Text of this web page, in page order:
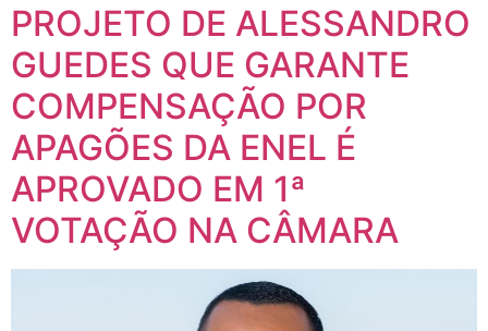
PROJETO DE ALESSANDRO
GUEDES QUE GARANTE
COMPENSAÇÃO POR
APAGÕES DA ENEL É
APROVADO EM 1ª
VOTAÇÃO NA CÂMARA